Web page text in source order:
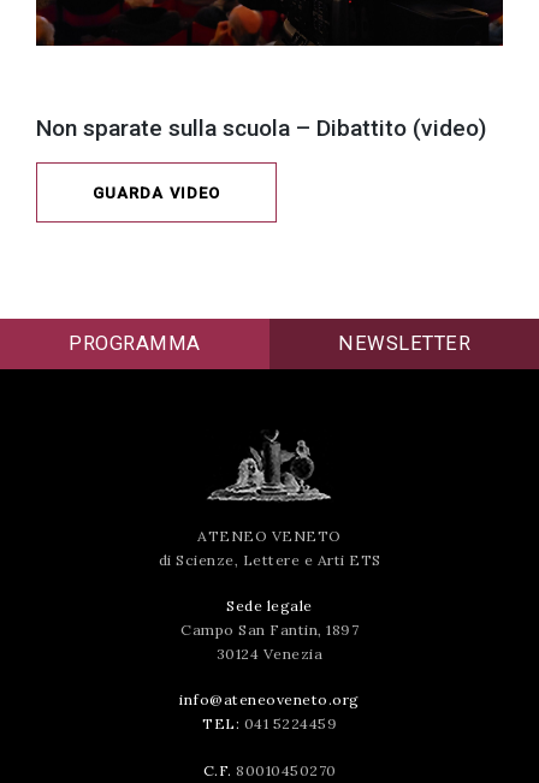
Non sparate sulla scuola – Dibattito (video)
GUARDA VIDEO
PROGRAMMA NEWSLETTER
ATENEO VENETO
di Scienze, Lettere e Arti ETS
Sede legale
Campo San Fantin, 1897
30124 Venezia
info@ateneoveneto.org
TEL: 041 5224459
C.F. 80010450270